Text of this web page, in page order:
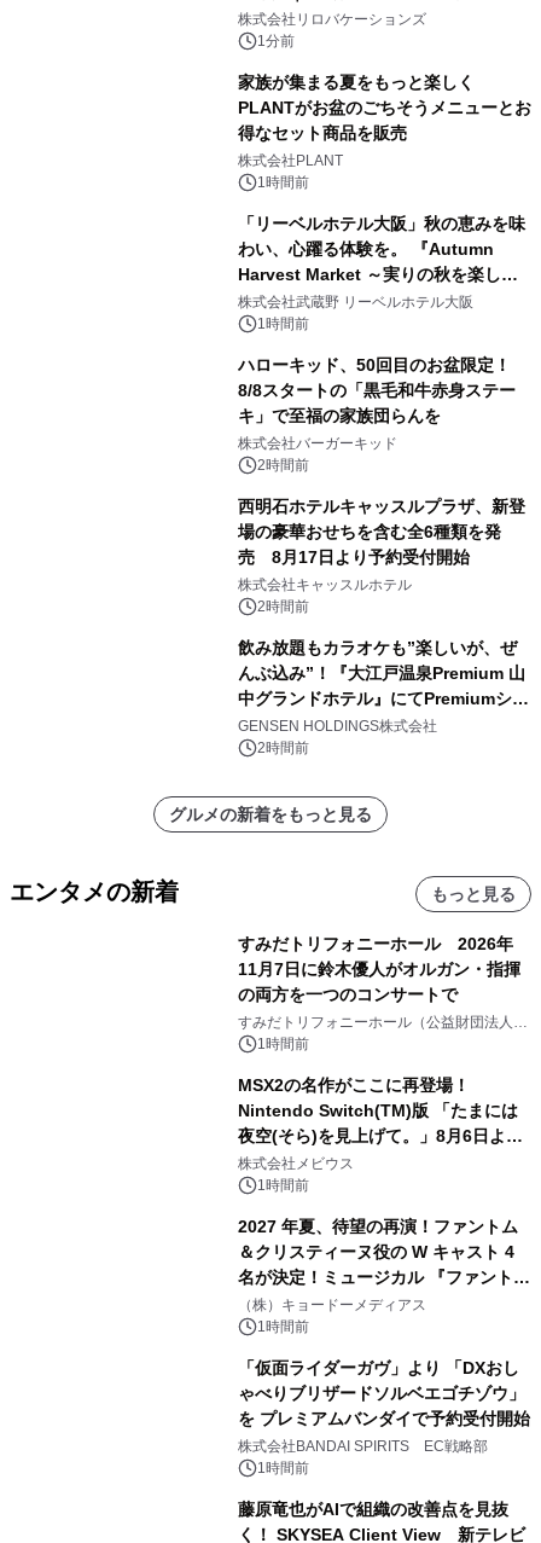
株式会社リロバケーションズ
1分前
家族が集まる夏をもっと楽しく
PLANTがお盆のごちそうメニューとお
得なセット商品を販売
株式会社PLANT
1時間前
「リーベルホテル大阪」秋の恵みを味
わい、心躍る体験を。 『Autumn
Harvest Market ～実りの秋を楽しむ
ディナー&スイーツビュッフェ～』を9
月18日より開催！
株式会社武蔵野 リーベルホテル大阪
1時間前
ハローキッド、50回目のお盆限定！
8/8スタートの「黒毛和牛赤身ステー
キ」で至福の家族団らんを
株式会社バーガーキッド
2時間前
西明石ホテルキャッスルプラザ、新登
場の豪華おせちを含む全6種類を発
売 8月17日より予約受付開始
株式会社キャッスルホテル
2時間前
飲み放題もカラオケも”楽しいが、ぜ
んぶ込み”！『大江戸温泉Premium 山
中グランドホテル』にてPremiumシリ
ーズ初のオールインクルーシブ導入
GENSEN HOLDINGS株式会社
2時間前
グルメの新着をもっと見る
エンタメの新着 もっと見る
すみだトリフォニーホール 2026年
11月7日に鈴木優人がオルガン・指揮
の両方を一つのコンサートで
すみだトリフォニーホール（公益財団法人墨
田区文化振興財団）
1時間前
MSX2の名作がここに再登場！
Nintendo Switch(TM)版 「たまには
夜空(そら)を見上げて。」8月6日より
配信開始！
株式会社メビウス
1時間前
2027 年夏、待望の再演！ファントム
＆クリスティーヌ役の W キャスト 4
名が決定！ミュージカル 『ファント
ム』
（株）キョードーメディアス
1時間前
「仮面ライダーガヴ」より 「DXおし
ゃべりブリザードソルベエゴチゾウ」
を プレミアムバンダイで予約受付開始
株式会社BANDAI SPIRITS EC戦略部
1時間前
藤原竜也がAIで組織の改善点を見抜
く！ SKYSEA Client View 新テレビ